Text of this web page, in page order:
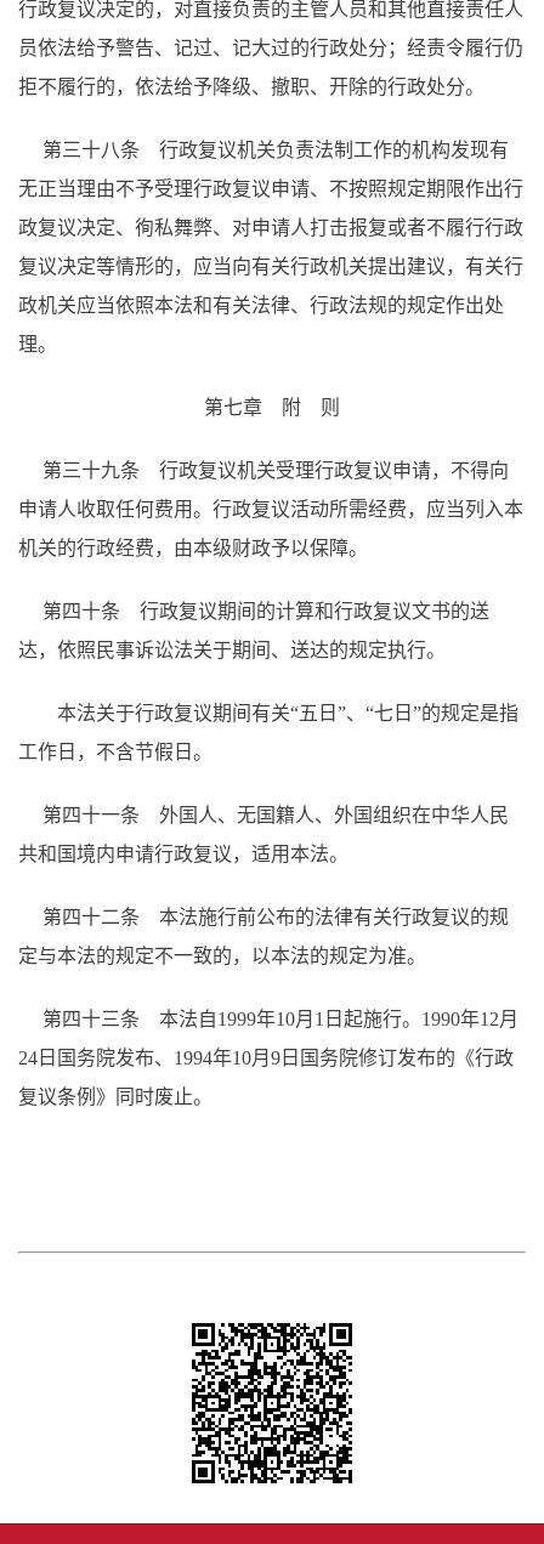
行政复议决定的，对直接负责的主管人员和其他直接责任人
员依法给予警告、记过、记大过的行政处分；经责令履行仍
拒不履行的，依法给予降级、撤职、开除的行政处分。
第三十八条 行政复议机关负责法制工作的机构发现有
无正当理由不予受理行政复议申请、不按照规定期限作出行
政复议决定、徇私舞弊、对申请人打击报复或者不履行行政
复议决定等情形的，应当向有关行政机关提出建议，有关行
政机关应当依照本法和有关法律、行政法规的规定作出处
理。
第七章 附 则
第三十九条 行政复议机关受理行政复议申请，不得向
申请人收取任何费用。行政复议活动所需经费，应当列入本
机关的行政经费，由本级财政予以保障。
第四十条 行政复议期间的计算和行政复议文书的送
达，依照民事诉讼法关于期间、送达的规定执行。
本法关于行政复议期间有关“五日”、“七日”的规定是指
工作日，不含节假日。
第四十一条 外国人、无国籍人、外国组织在中华人民
共和国境内申请行政复议，适用本法。
第四十二条 本法施行前公布的法律有关行政复议的规
定与本法的规定不一致的，以本法的规定为准。
第四十三条 本法自1999年10月1日起施行。1990年12月
24日国务院发布、1994年10月9日国务院修订发布的《行政
复议条例》同时废止。